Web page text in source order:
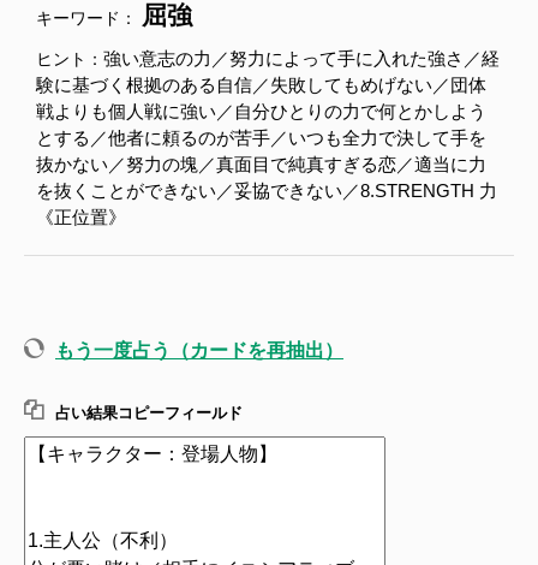
キーワード： 屈強
ヒント： 強い意志の力／努力によって手に入れた強さ／経
験に基づく根拠のある自信／失敗してもめげない／団体
戦よりも個人戦に強い／自分ひとりの力で何とかしよう
とする／他者に頼るのが苦手／いつも全力で決して手を
抜かない／努力の塊／真面目で純真すぎる恋／適当に力
を抜くことができない／妥協できない／8.STRENGTH 力
《正位置》
もう一度占う（カードを再抽出）
占い結果コピーフィールド